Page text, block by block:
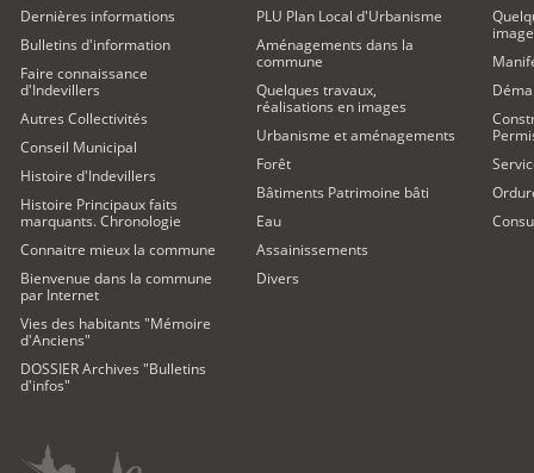
Dernières informations
Bulletins d'information
Faire connaissance
d'Indevillers
Autres Collectivités
Conseil Municipal
Histoire d'Indevillers
Histoire Principaux faits
marquants. Chronologie
Connaitre mieux la commune
Bienvenue dans la commune
par Internet
Vies des habitants "Mémoire
d'Anciens"
DOSSIER Archives "Bulletins
d'infos"
PLU Plan Local d'Urbanisme
Aménagements dans la
commune
Quelques travaux,
réalisations en images
Urbanisme et aménagements
Forêt
Bâtiments Patrimoine bâti
Eau
Assainissements
Divers